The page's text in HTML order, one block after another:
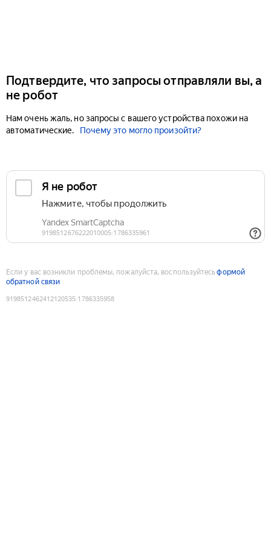
Подтвердите, что запросы отправляли вы, а
не робот
Нам очень жаль, но запросы с вашего устройства похожи на
автоматические.
Почему это могло произойти?
Если у вас возникли проблемы, пожалуйста, воспользуйтесьформой
обратной связи
9198512462412120535:1786335958